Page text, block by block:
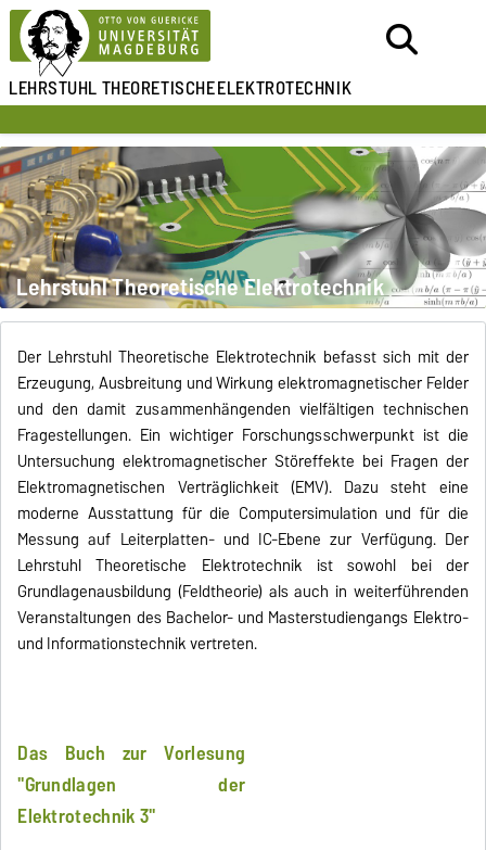
LEHRSTUHLTHEORETISCHEELEKTROTECHNIK
Lehrstuhl Theoretische Elektrotechnik
Der Lehrstuhl Theoretische Elektrotechnik befasst sich mit der
Erzeugung, Ausbreitung und Wirkung elektromagnetischer Felder
und den damit zusammenhängenden vielfältigen technischen
Fragestellungen. Ein wichtiger Forschungsschwerpunkt ist die
Untersuchung elektromagnetischer Störeffekte bei Fragen der
Elektromagnetischen Verträglichkeit (EMV). Dazu steht eine
moderne Ausstattung für die Computersimulation und für die
Messung auf Leiterplatten- und IC-Ebene zur Verfügung. Der
Lehrstuhl Theoretische Elektrotechnik ist sowohl bei der
Grundlagenausbildung (Feldtheorie) als auch in weiterführenden
Veranstaltungen des Bachelor- und Masterstudiengangs Elektro-
und Informationstechnik vertreten.
Das Buch zur Vorlesung
"Grundlagen der
Elektrotechnik 3"